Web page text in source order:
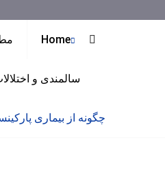
Home
سالمندی و
چگونه از بیماری